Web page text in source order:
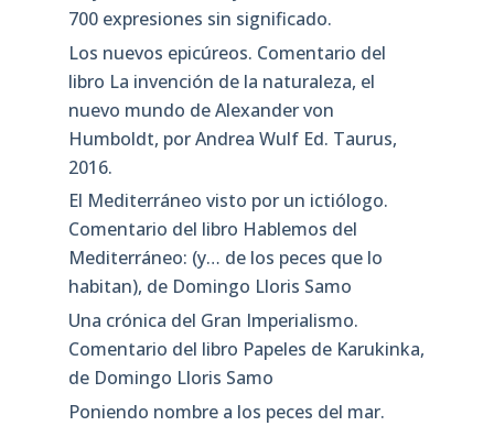
700 expresiones sin significado.
Los nuevos epicúreos. Comentario del
libro La invención de la naturaleza, el
nuevo mundo de Alexander von
Humboldt, por Andrea Wulf Ed. Taurus,
2016.
El Mediterráneo visto por un ictiólogo.
Comentario del libro Hablemos del
Mediterráneo: (y… de los peces que lo
habitan), de Domingo Lloris Samo
Una crónica del Gran Imperialismo.
Comentario del libro Papeles de Karukinka,
de Domingo Lloris Samo
Poniendo nombre a los peces del mar.